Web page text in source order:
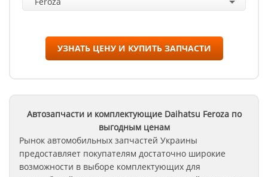
УЗНАТЬ ЦЕНУ И КУПИТЬ ЗАПЧАСТИ
Автозапчасти и комплектующие Daihatsu Ferozaпо
выгодным ценам
Рынок автомобильных запчастей Украины
предоставляет покупателям достаточно широкие
возможности в выборе комплектующих для